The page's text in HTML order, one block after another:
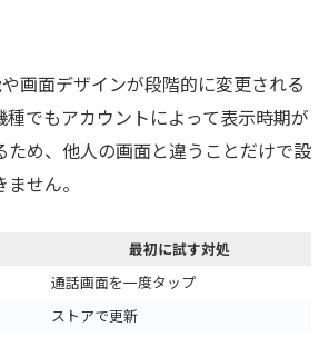
画面デザインが段階的に変更される
種でもアカウントによって表示時期が
ため、他人の画面と違うことだけで設
せん。
最初に試す対処
通話画面を一度タップ
ストアで更新